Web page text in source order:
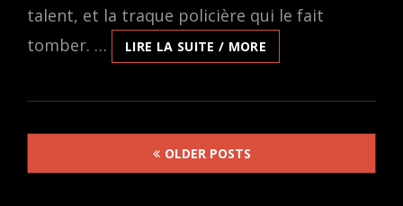
talent, et la traque policière qui le fait
tomber. …
LIRE LA SUITE / MORE
FAUX-
L’AFFAIRE
PAUL
OLDER POSTS